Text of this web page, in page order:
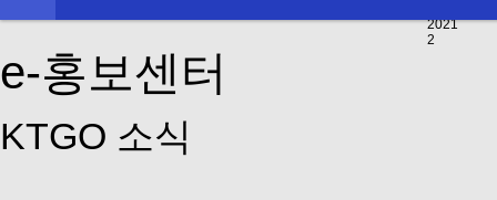
2021
2
e-홍보센터
KTGO 소식